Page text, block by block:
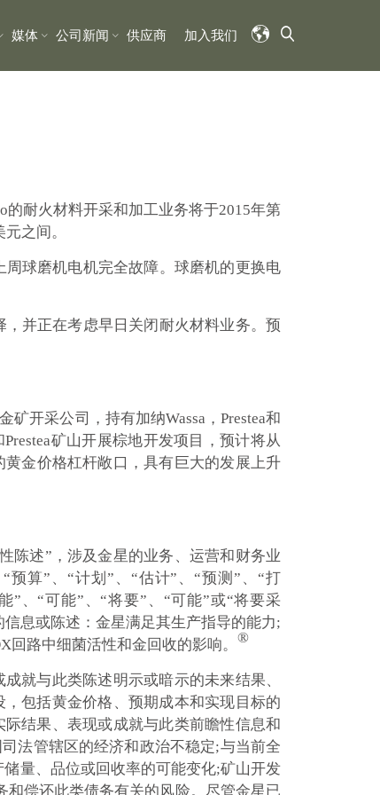
媒体 公司新闻 供应商 加入我们
耐火材料开采和加工业务将于2015年第
之间。
球磨机电机完全故障。球磨机的更换电
并正在考虑早日关闭耐火材料业务。预
矿开采公司，持有加纳Wassa，Prestea和
矿山开展棕地开发项目，预计将从
金价格杠杆敞口，具有巨大的发展上升
陈述”，涉及金星的业务、运营和财务业
算”、“计划”、“估计”、“预测”、“打
”、“可能”、“将要”、“可能”或“将要采
息或陈述：金星满足其生产指导的能力;
路中细菌活性和金回收的影响。 ®
就与此类陈述明示或暗示的未来结果、
包括黄金价格、预期成本和实现目标的
结果、表现或成就与此类前瞻性信息和
法管辖区的经济和政治不稳定;与当前全
量、品位或回收率的可能变化;矿山开发
偿还此类债务有关的风险。尽管金星已